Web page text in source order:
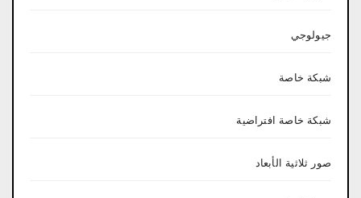
جيولوجي
شبكة خاصة
شبكة خاصة افتراضية
صور ثلاثية الأبعاد